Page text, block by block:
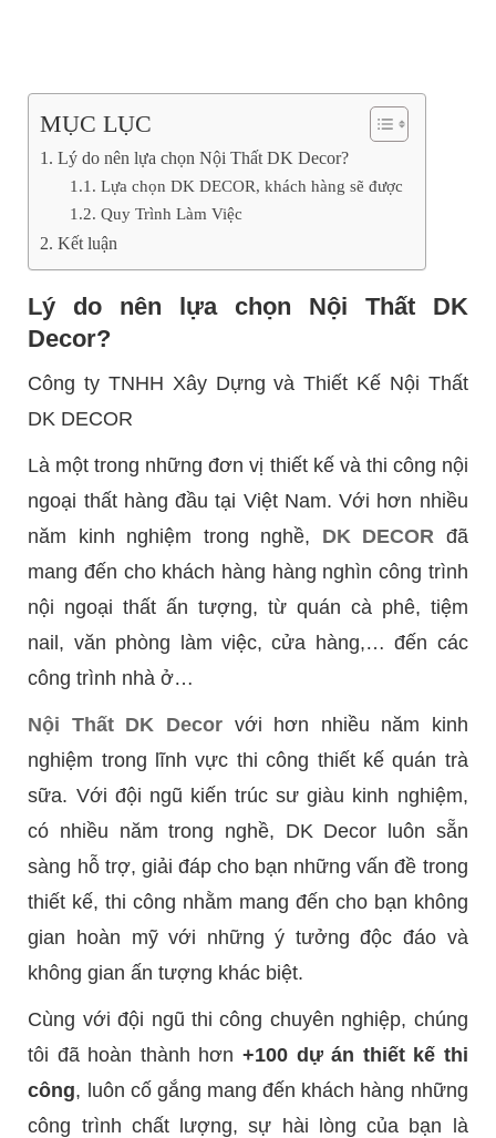
MỤC LỤC
Lý do nên lựa chọn Nội Thất DK Decor?
Lựa chọn DK DECOR, khách hàng sẽ được
Quy Trình Làm Việc
Kết luận
Lý do nên lựa chọn Nội Thất DK
Decor?
Công ty TNHH Xây Dựng và Thiết Kế Nội Thất
DK DECOR
Là một trong những đơn vị thiết kế và thi công nội
ngoại thất hàng đầu tại Việt Nam. Với hơn nhiều
năm kinh nghiệm trong nghề, DK DECOR đã
mang đến cho khách hàng hàng nghìn công trình
nội ngoại thất ấn tượng, từ quán cà phê, tiệm
nail, văn phòng làm việc, cửa hàng,… đến các
công trình nhà ở…
Nội Thất DK Decor với hơn nhiều năm kinh
nghiệm trong lĩnh vực thi công thiết kế quán trà
sữa. Với đội ngũ kiến trúc sư giàu kinh nghiệm,
có nhiều năm trong nghề, DK Decor luôn sẵn
sàng hỗ trợ, giải đáp cho bạn những vấn đề trong
thiết kế, thi công nhằm mang đến cho bạn không
gian hoàn mỹ với những ý tưởng độc đáo và
không gian ấn tượng khác biệt.
Cùng với đội ngũ thi công chuyên nghiệp, chúng
tôi đã hoàn thành hơn +100 dự án thiết kế thi
công, luôn cố gắng mang đến khách hàng những
công trình chất lượng, sự hài lòng của bạn là